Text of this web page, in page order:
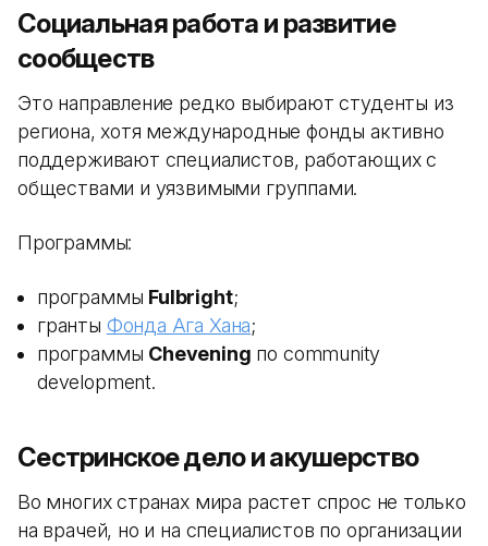
Социальная работа и развитие
сообществ
Это направление редко выбирают студенты из
региона, хотя международные фонды активно
поддерживают специалистов, работающих с
обществами и уязвимыми группами.
Программы:
программы Fulbright;
гранты Фонда Ага Хана;
программы Chevening по community
development.
Сестринское дело и акушерство
Во многих странах мира растет спрос не только
на врачей, но и на специалистов по организации